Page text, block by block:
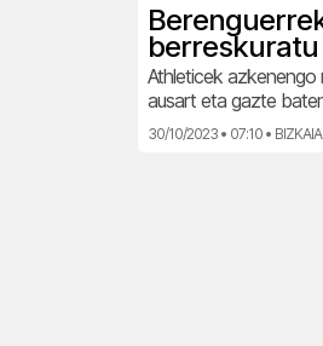
Athleticek azkenengo
ausart eta gazte
30/10/2023 • 07:10 • BIZKAIA